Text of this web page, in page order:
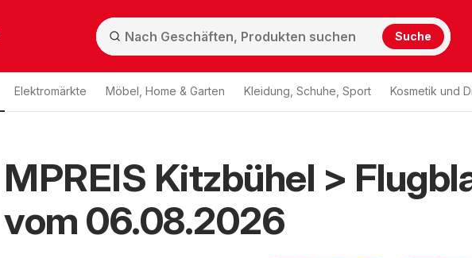
Suche
Elektromärkte Möbel, Home & Garten Kleidung, Schuhe, Sport Kosmetik und
MPREIS Kitzbühel >
vom 06.08.2026